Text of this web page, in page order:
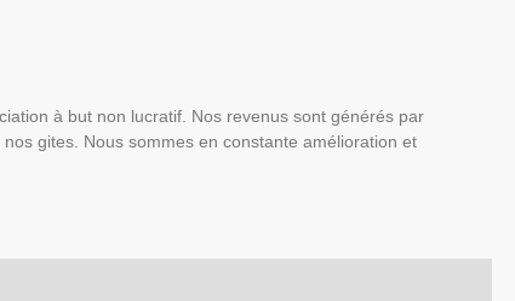
à but non lucratif. Nos revenus sont générés par
gites. Nous sommes en constante amélioration et